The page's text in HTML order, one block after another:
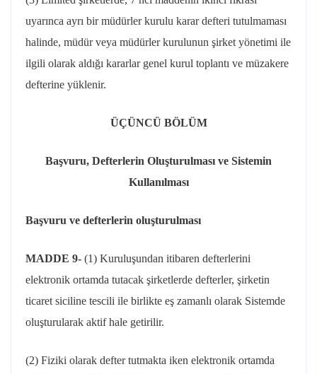
uyarınca ayrı bir müdürler kurulu karar defteri tutulmaması
halinde, müdür veya müdürler kurulunun şirket yönetimi ile
ilgili olarak aldığı kararlar genel kurul toplantı ve müzakere
defterine yüklenir.
ÜÇÜNCÜ BÖLÜM
Başvuru, Defterlerin Oluşturulması ve Sistemin
Kullanılması
Başvuru ve defterlerin oluşturulması
MADDE 9- (1) Kuruluşundan itibaren defterlerini
elektronik ortamda tutacak şirketlerde defterler, şirketin
ticaret siciline tescili ile birlikte eş zamanlı olarak Sistemde
oluşturularak aktif hale getirilir.
(2) Fiziki olarak defter tutmakta iken elektronik ortamda